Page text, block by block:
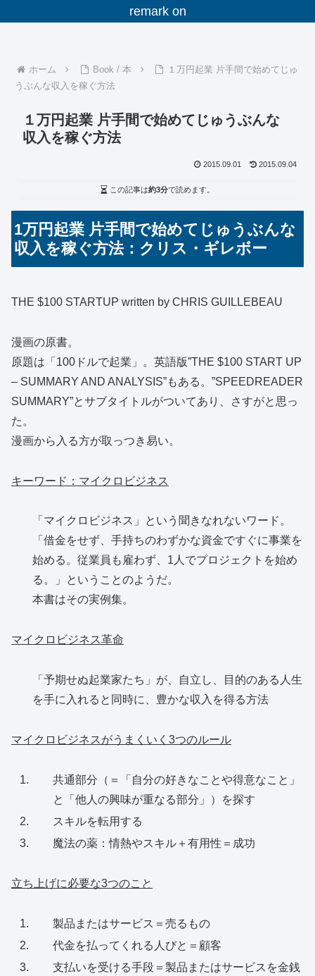
remark on
ホーム Book / 本
１万円起業 片手間で始めてじゅ
うぶんな収入を稼ぐ方法
１万円起業 片手間で始めてじゅうぶんな
収入を稼ぐ方法
2015.09.01 2015.09.04
この記事は約3分で読めます。
1万円起業 片手間で始めてじゅうぶんな
収入を稼ぐ方法：クリス・ギレボー
THE $100 STARTUP written by CHRIS GUILLEBEAU
漫画の原書。
原題は「100ドルで起業」。英語版”THE $100 START UP
– SUMMARY AND ANALYSIS”もある。”SPEEDREADER
SUMMARY”とサブタイトルがついてあり、さすがと思っ
た。
漫画から入る方が取っつき易い。
キーワード：マイクロビジネス
「マイクロビジネス」という聞きなれないワード。
「借金をせず、手持ちのわずかな資金ですぐに事業を
始める。従業員も雇わず、1人でプロジェクトを始め
る。」ということのようだ。
本書はその実例集。
マイクロビジネス革命
「予期せぬ起業家たち」が、自立し、目的のある人生
を手に入れると同時に、豊かな収入を得る方法
マイクロビジネスがうまくいく3つのルール
共通部分（＝「自分の好きなことや得意なこと」
と「他人の興味が重なる部分」）を探す
スキルを転用する
魔法の薬：情熱やスキル＋有用性＝成功
立ち上げに必要な3つのこと
製品またはサービス＝売るもの
代金を払ってくれる人びと＝顧客
支払いを受ける手段＝製品またはサービスを金銭